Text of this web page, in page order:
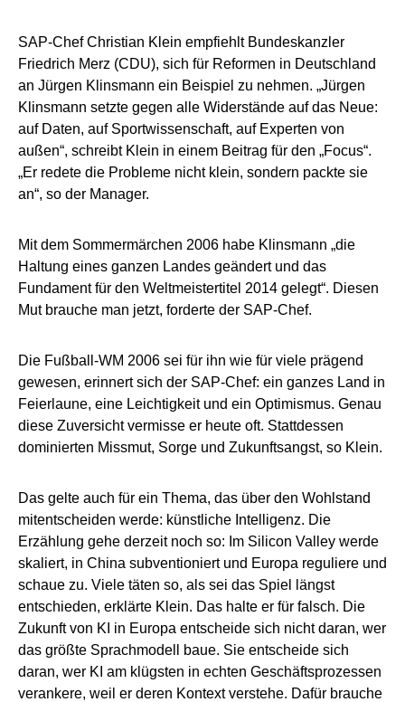
SAP-Chef Christian Klein empfiehlt Bundeskanzler
Friedrich Merz (CDU), sich für Reformen in Deutschland
an Jürgen Klinsmann ein Beispiel zu nehmen. „Jürgen
Klinsmann setzte gegen alle Widerstände auf das Neue:
auf Daten, auf Sportwissenschaft, auf Experten von
außen“, schreibt Klein in einem Beitrag für den „Focus“.
„Er redete die Probleme nicht klein, sondern packte sie
an“, so der Manager.
Mit dem Sommermärchen 2006 habe Klinsmann „die
Haltung eines ganzen Landes geändert und das
Fundament für den Weltmeistertitel 2014 gelegt“. Diesen
Mut brauche man jetzt, forderte der SAP-Chef.
Die Fußball-WM 2006 sei für ihn wie für viele prägend
gewesen, erinnert sich der SAP-Chef: ein ganzes Land in
Feierlaune, eine Leichtigkeit und ein Optimismus. Genau
diese Zuversicht vermisse er heute oft. Stattdessen
dominierten Missmut, Sorge und Zukunftsangst, so Klein.
Das gelte auch für ein Thema, das über den Wohlstand
mitentscheiden werde: künstliche Intelligenz. Die
Erzählung gehe derzeit noch so: Im Silicon Valley werde
skaliert, in China subventioniert und Europa reguliere und
schaue zu. Viele täten so, als sei das Spiel längst
entschieden, erklärte Klein. Das halte er für falsch. Die
Zukunft von KI in Europa entscheide sich nicht daran, wer
das größte Sprachmodell baue. Sie entscheide sich
daran, wer KI am klügsten in echten Geschäftsprozessen
verankere, weil er deren Kontext verstehe. Dafür brauche